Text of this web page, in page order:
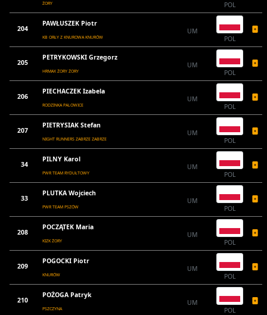
ŻORY
POL
204
PAWŁUSZEK Piotr
KB ORŁY Z KNUROWA KNURÓW
UM
POL
205
PETRYKOWSKI Grzegorz
HRMAX ŻORY ŻORY
UM
POL
206
PIECHACZEK Izabela
RODZINKA PALOWICE
UM
POL
207
PIETRYSIAK Stefan
NIGHT RUNNERS ZABRZE ZABRZE
UM
POL
34
PILNY Karol
PWR TEAM RYDUŁTOWY
UM
POL
33
PLUTKA Wojciech
PWR TEAM PSZÓW
UM
POL
208
POCZĄTEK Maria
KIZK ŻORY
UM
POL
209
POGOCKI Piotr
KNURÓW
UM
POL
210
POŻOGA Patryk
PSZCZYNA
UM
POL